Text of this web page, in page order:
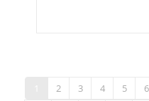
2 3 4 5 6